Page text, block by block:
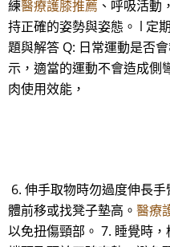
練醫療護膝推薦 、呼吸活動
持正確的姿勢與姿態。 l 定
題與解答 Q: 日常運動是否
示，適當的運動不會造成側
肉使用效能，
6. 伸手取物時勿過度伸長
體前移或找凳子墊高。 醫療
以免扭傷頸部。 7. 睡覺時